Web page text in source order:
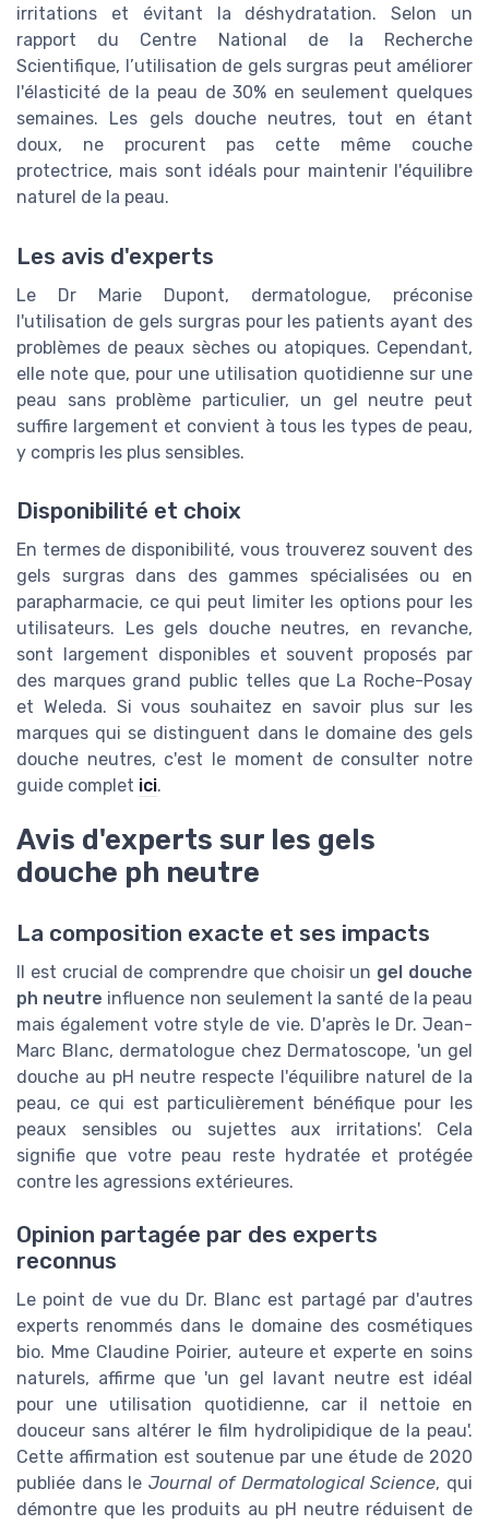
irritations et évitant la déshydratation. Selon un
rapport du Centre National de la Recherche
Scientifique, l’utilisation de gels surgras peut améliorer
l'élasticité de la peau de 30% en seulement quelques
semaines. Les gels douche neutres, tout en étant
doux, ne procurent pas cette même couche
protectrice, mais sont idéals pour maintenir l'équilibre
naturel de la peau.
Les avis d'experts
Le Dr Marie Dupont, dermatologue, préconise
l'utilisation de gels surgras pour les patients ayant des
problèmes de peaux sèches ou atopiques. Cependant,
elle note que, pour une utilisation quotidienne sur une
peau sans problème particulier, un gel neutre peut
suffire largement et convient à tous les types de peau,
y compris les plus sensibles.
Disponibilité et choix
En termes de disponibilité, vous trouverez souvent des
gels surgras dans des gammes spécialisées ou en
parapharmacie, ce qui peut limiter les options pour les
utilisateurs. Les gels douche neutres, en revanche,
sont largement disponibles et souvent proposés par
des marques grand public telles que La Roche-Posay
et Weleda. Si vous souhaitez en savoir plus sur les
marques qui se distinguent dans le domaine des gels
douche neutres, c'est le moment de consulter notre
guide complet ici.
Avis d'experts sur les gels
douche ph neutre
La composition exacte et ses impacts
Il est crucial de comprendre que choisir un gel douche
ph neutre influence non seulement la santé de la peau
mais également votre style de vie. D'après le Dr. Jean-
Marc Blanc, dermatologue chez Dermatoscope, 'un gel
douche au pH neutre respecte l'équilibre naturel de la
peau, ce qui est particulièrement bénéfique pour les
peaux sensibles ou sujettes aux irritations'. Cela
signifie que votre peau reste hydratée et protégée
contre les agressions extérieures.
Opinion partagée par des experts
reconnus
Le point de vue du Dr. Blanc est partagé par d'autres
experts renommés dans le domaine des cosmétiques
bio. Mme Claudine Poirier, auteure et experte en soins
naturels, affirme que 'un gel lavant neutre est idéal
pour une utilisation quotidienne, car il nettoie en
douceur sans altérer le film hydrolipidique de la peau'.
Cette affirmation est soutenue par une étude de 2020
publiée dans leJournal of Dermatological Science, qui
démontre que les produits au pH neutre réduisent de